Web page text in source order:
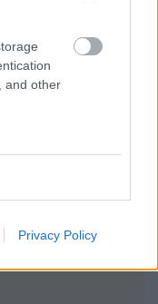
and other
Privacy Policy